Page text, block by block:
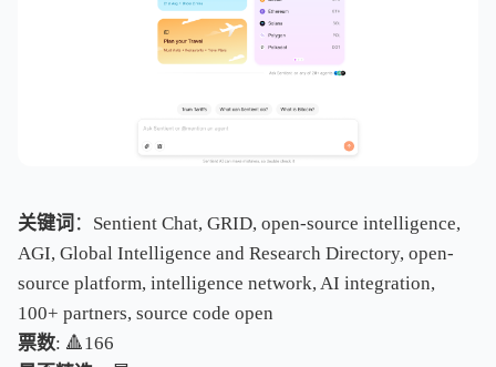
关键词 ：Sentient Chat, GRID, open-source intelligence,
AGI, Global Intelligence and Research Directory, open-
source platform, intelligence network, AI integration,
100+ partners, source code open
票数: 🔺166